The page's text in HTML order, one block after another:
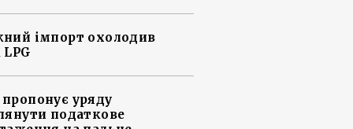
імпорт охолодив
уряду
податкове